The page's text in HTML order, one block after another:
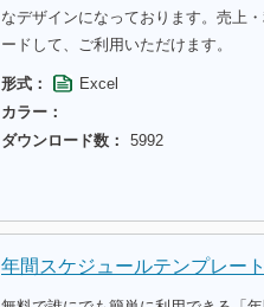
なデザインになっております。売上
ードして、ご利用いただけます。
形式：
Excel
カラー：
ダウンロード数：
5992
年間スケジュールテンプレー